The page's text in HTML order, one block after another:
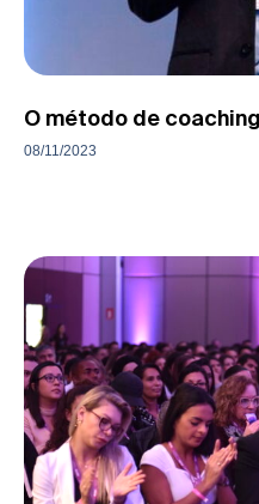
O método de coaching
08/11/2023